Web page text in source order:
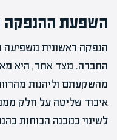
השפעת ההנפקה
הנפקה ראשונית משפיעה
החברה. מצד אחד, היא
מהשקעתם וליהנות
איבוד שליטה על חלק
לשינוי במבנה הכוחות